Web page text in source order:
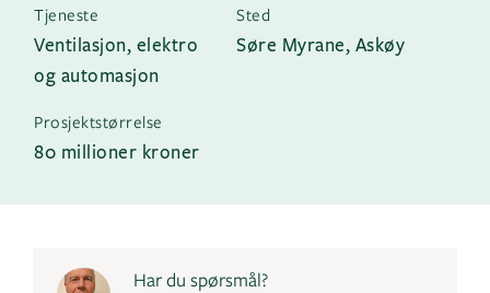
Tjeneste
Ventilasjon, elektro
og automasjon
Sted
Søre Myrane, Askøy
Prosjektstørrelse
80 millioner kroner
Har du spørsmål?